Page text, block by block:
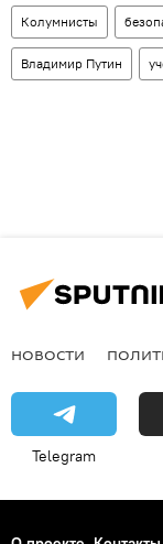
Колумнисты
Владимир Путин
НОВОСТИ
Telegram